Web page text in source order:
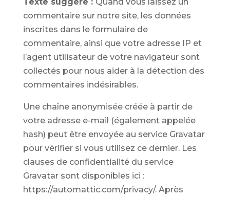
commentaire sur notre site, les données
inscrites dans le formulaire de
commentaire, ainsi que votre adresse IP et
l’agent utilisateur de votre navigateur sont
collectés pour nous aider à la détection des
commentaires indésirables.
Une chaîne anonymisée créée à partir de
votre adresse e-mail (également appelée
hash) peut être envoyée au service Gravatar
pour vérifier si vous utilisez ce dernier. Les
clauses de confidentialité du service
Gravatar sont disponibles ici :
https://automattic.com/privacy/. Après